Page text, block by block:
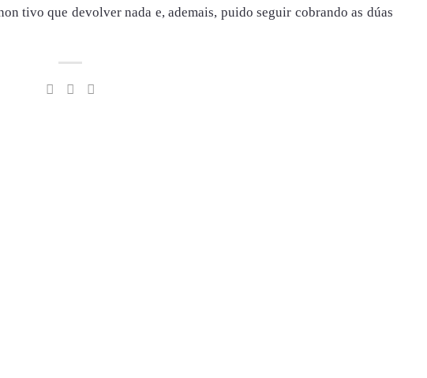
tivo que devolver nada e, ademais, puido seguir cobrando as dúas